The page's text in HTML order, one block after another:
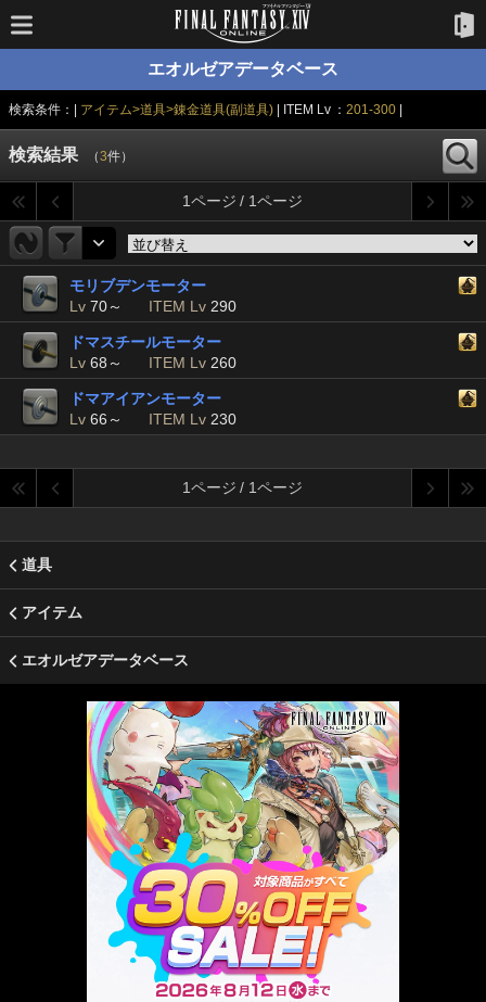
エオルゼアデータベース
検索条件：| アイテム>道具>錬金道具(副道具) | ITEM Lv ：201-300
検索結果 （3件）
1ページ / 1ページ
モリブデンモーター
Lv 70～ ITEM Lv 290
ドマスチールモーター
Lv 68～ ITEM Lv 260
ドマアイアンモーター
Lv 66～ ITEM Lv 230
1ページ / 1ページ
道具
アイテム
エオルゼアデータベース